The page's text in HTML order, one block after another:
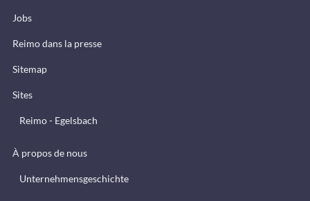
Jobs
Reimo dans la presse
Sitemap
Sites
Reimo - Egelsbach
À propos de nous
Unternehmensgeschichte